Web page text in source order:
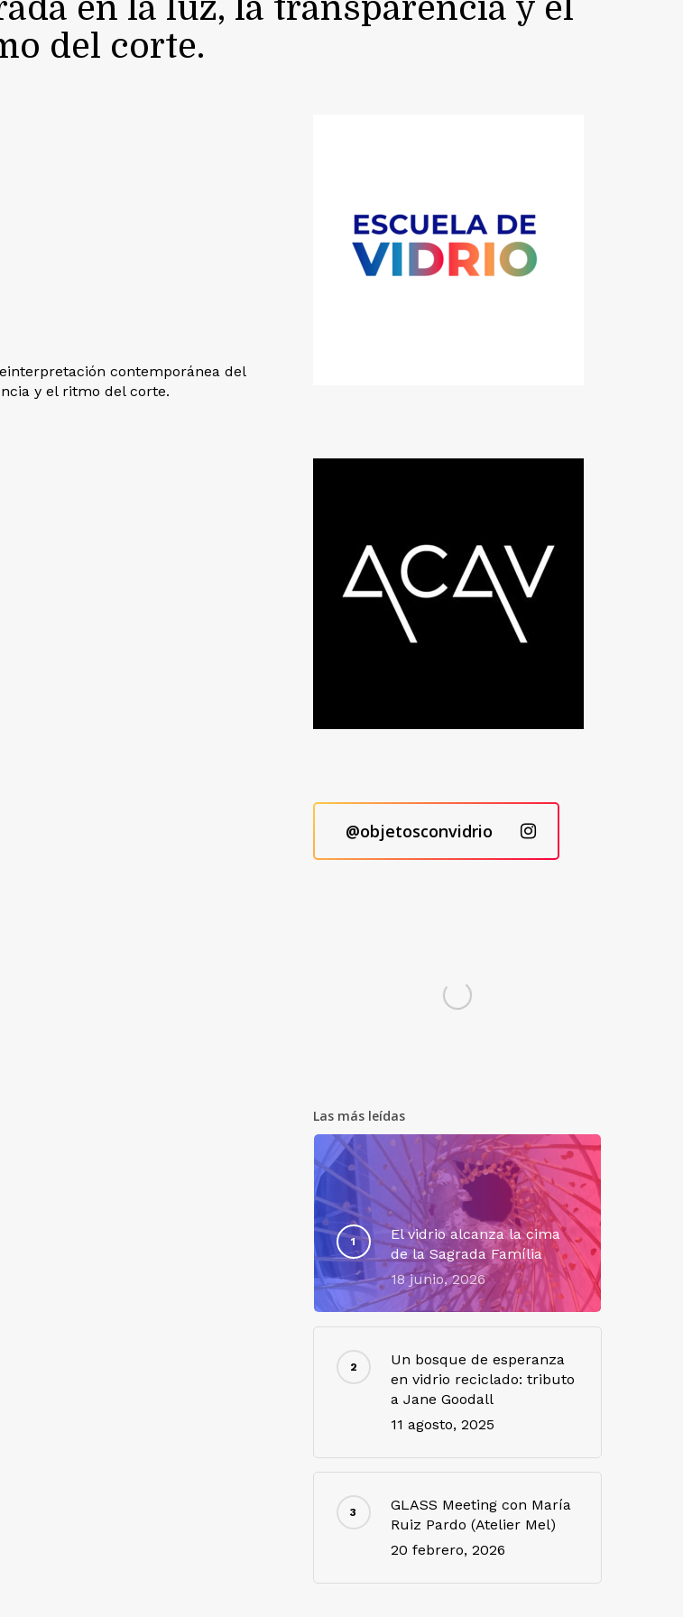
en la luz, la transparencia y el
del corte.
contemporánea del
y el ritmo del corte.
@objetosconvidrio
Las más leídas
El vidrio alcanza la cima
de la Sagrada Família
18 junio, 2026
Un bosque de esperanza
en vidrio reciclado: tributo
a Jane Goodall
11 agosto, 2025
GLASS Meeting con María
Ruiz Pardo (Atelier Mel)
20 febrero, 2026